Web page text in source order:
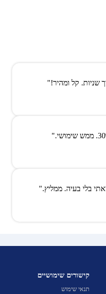
שניות. קל ומהיר!"
בלי בעיה. ממליץ."
קישורים שימושיים
תנאי שימוש